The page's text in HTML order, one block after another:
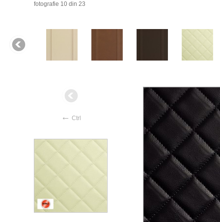
fotografie 10 din 23
← Ctrl